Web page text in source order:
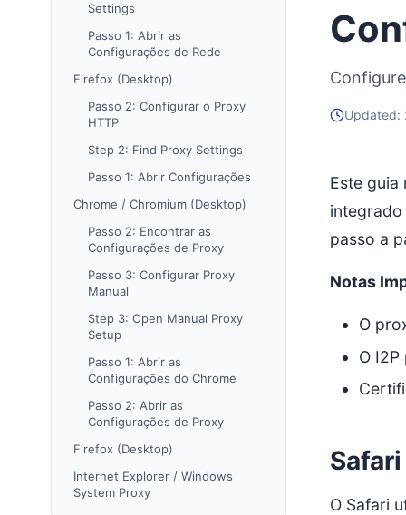
Settings
Passo 1: Abrir as
Configurações de Rede
Firefox (Desktop)
Passo 2: Configurar o Proxy
HTTP
Step 2: Find Proxy Settings
Passo 1: Abrir Configurações
Chrome / Chromium (Desktop)
Passo 2: Encontrar as
Configurações de Proxy
Passo 3: Configurar Proxy
Manual
Step 3: Open Manual Proxy
Setup
Passo 1: Abrir as
Configurações do Chrome
Passo 2: Abrir as
Configurações de Proxy
Firefox (Desktop)
Internet Explorer / Windows
System Proxy
Updated:
Este
integrado
passo a
Notas
O
O
O Safari